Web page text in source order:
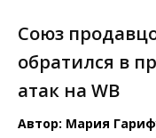
Союз
обратился в
атак на WB
Автор: Мария